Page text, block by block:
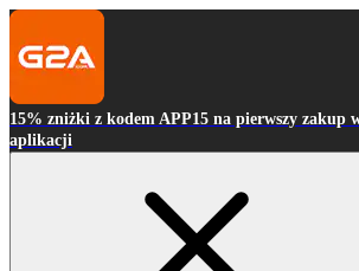
15% zniżki z kodem APP15 na pierwszy zakup
aplikacji